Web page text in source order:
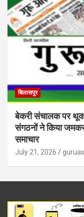
बिलासपुर
बेकरी संचालक पर थूक
संगठनों ने किया
समाचार
July 21, 2026